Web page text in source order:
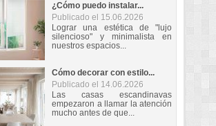
¿Cómo puedo instalar...
Publicado el 15.06.2026
Lograr una estética de "lujo
silencioso" y minimalista en
nuestros espacios...
Cómo decorar con estilo...
Publicado el 14.06.2026
Las casas escandinavas
empezaron a llamar la atención
mucho antes de que...